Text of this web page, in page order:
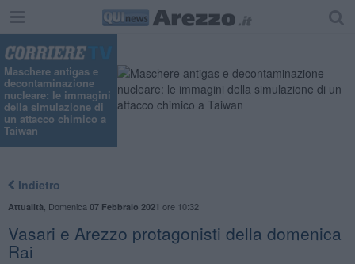
Maschere antigas e
decontaminazione
nucleare: le immagini
della simulazione di
un attacco chimico a
Taiwan
Indietro
Attualità Domenica 07 Febbraio 2021 ore 10:32
Vasari e Arezzo protagonisti della domenica
Rai